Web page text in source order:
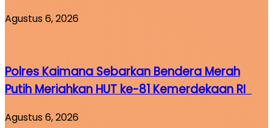
Agustus 6, 2026
Polres Kaimana Sebarkan Bendera Merah
Putih Meriahkan HUT ke-81 Kemerdekaan RI
Agustus 6, 2026